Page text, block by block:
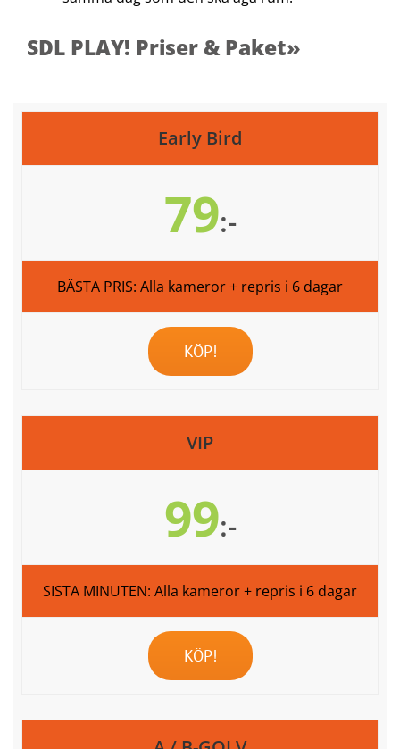
SDL PLAY! Priser & Paket»
Early Bird
79:-
BÄSTA PRIS: Alla kameror + repris i 6 dagar
KÖP!
VIP
99:-
SISTA MINUTEN: Alla kameror + repris i 6 dagar
KÖP!